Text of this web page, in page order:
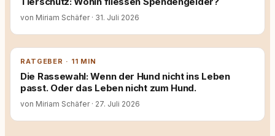
von Miriam Schäfer · 31. Juli 2026
RATGEBER · 11 MIN
Die Rassewahl: Wenn der Hund nicht ins Leben
passt. Oder das Leben nicht zum Hund.
von Miriam Schäfer · 27. Juli 2026